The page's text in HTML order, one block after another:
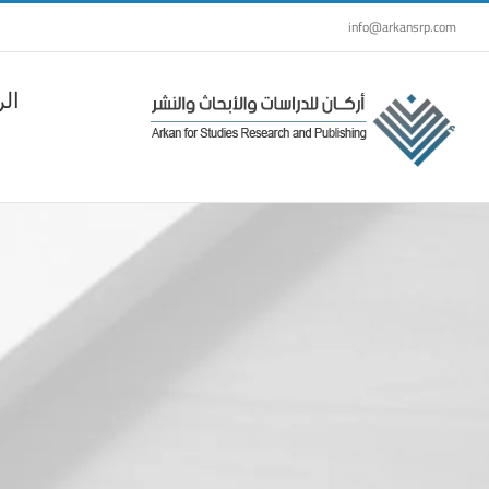
Skip
to
info@arkansrp.com